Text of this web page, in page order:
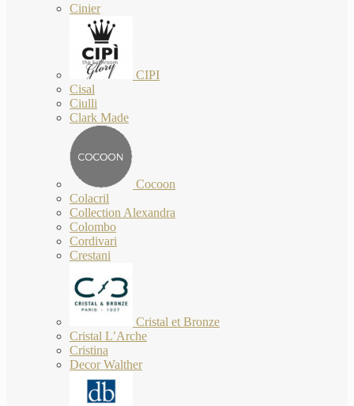
Cinier
CIPI
Cisal
Ciulli
Clark Made
Cocoon
Colacril
Collection Alexandra
Colombo
Cordivari
Crestani
Cristal et Bronze
Cristal L’Arche
Cristina
Decor Walther